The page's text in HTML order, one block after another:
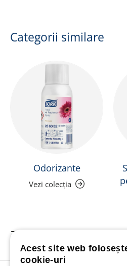
Categorii similare
Odorizante
Vezi colecția
Acest site web
cookie-uri